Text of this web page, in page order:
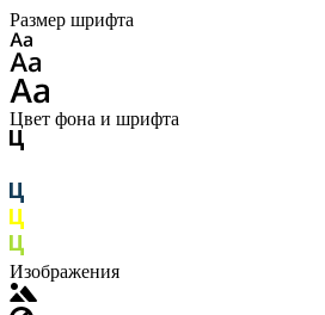
Размер шрифта
Цвет фона и шрифта
Изображения